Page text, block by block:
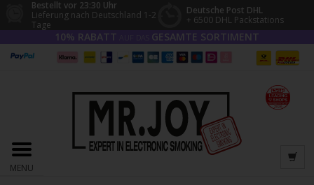
Bestellt vor 23:30 Uhr
Lieferung nach Deutschland 1-2
Tage
Deutsche Post DHL
+ 6500 DHL Packstations
10% RABATT GESAMTE SORTIMENT
MENU